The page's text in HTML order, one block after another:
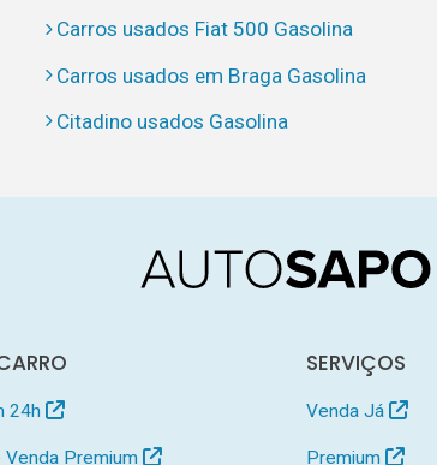
Carros usados Fiat 500 Gasolina
Carros usados em Braga Gasolina
Citadino usados Gasolina
24h
Venda Premium
SERVIÇOS
Venda Já
Premium